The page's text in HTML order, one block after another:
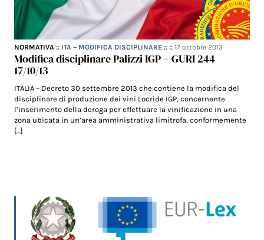
NORMATIVA :: ITA – MODIFICA DISCIPLINARE :: ::17 ottobre 2013
Modifica disciplinare Palizzi IGP – GURI 244
17/10/13
ITALIA – Decreto 30 settembre 2013 che contiene la modifica del
disciplinare di produzione dei vini Locride IGP, concernente
l’inserimento della deroga per effettuare la vinificazione in una
zona ubicata in un’area amministrativa limitrofa, conformemente
[…]